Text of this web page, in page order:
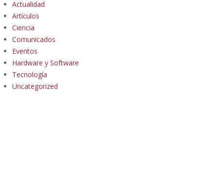
Actualidad
Artículos
Ciencia
Comunicados
Eventos
Hardware y Software
Tecnología
Uncategorized